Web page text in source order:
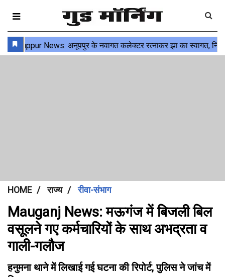
HOME राज्य रीवा-संभाग
Mauganj News: मऊगंज में बिजली बिल
वसूलने गए कर्मचारियों के साथ अभद्रता व
गाली-गलौज
हनुमना थाने में लिखाई गई घटना की रिपोर्ट, पुलिस ने जांच में